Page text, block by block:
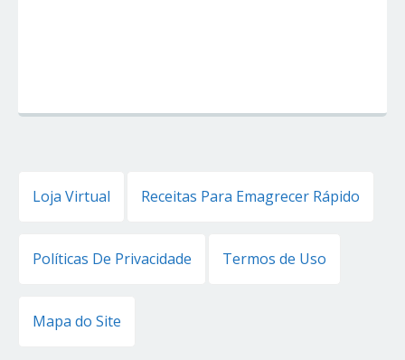
Loja Virtual Receitas Para Emagrecer Rápido
Políticas De Privacidade Termos de Uso
Mapa do Site